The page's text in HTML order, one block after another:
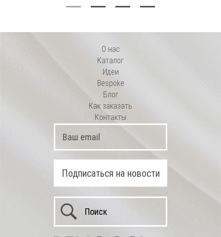
О нас
Каталог
Идеи
Bespoke
Блог
Как заказать
Контакты